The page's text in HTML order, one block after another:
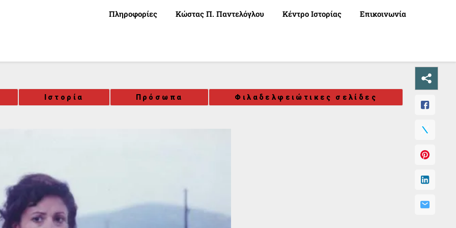
Πληροφορίες Κώστας Π. Παντελόγλου Κέντρο Ιστορίας Επικοινωνία
Ιστορία Πρόσωπα Φιλαδελφειώτικες σελίδες